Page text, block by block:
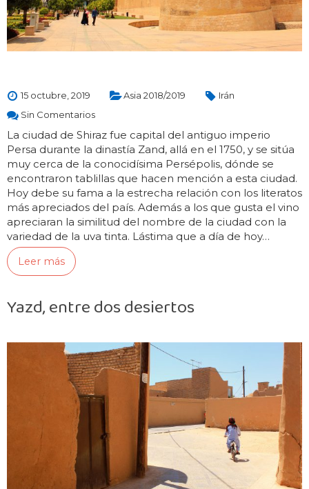
15 octubre, 2019 Asia 2018/2019
Irán
Sin Comentarios
La ciudad de Shiraz fue capital del antiguo imperio
Persa durante la dinastía Zand, allá en el 1750, y se sitúa
muy cerca de la conocidísima Persépolis, dónde se
encontraron tablillas que hacen mención a esta ciudad.
Hoy debe su fama a la estrecha relación con los literatos
más apreciados del país. Además a los que gusta el vino
apreciaran la similitud del nombre de la ciudad con la
variedad de la uva tinta. Lástima que a día de hoy…
Leer más
Yazd, entre dos desiertos